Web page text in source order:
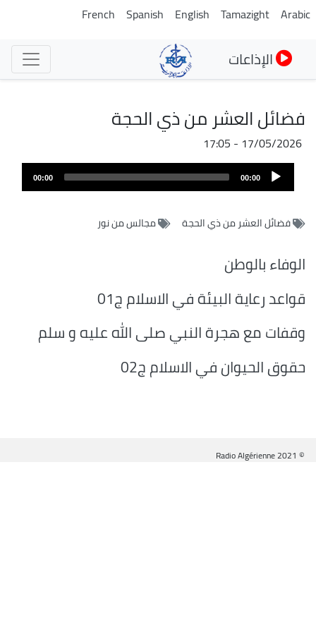
تجاوز
Arabic
Tamazight
English
Spanish
French
الإذاعات
فضائل العشر من ذي الحجة
17/05/2026 - 17:05
ملف
الصوت
Audio
Player
00:00
00:00
فضائل العشر من ذي الحجة مجالس من نور
الوفاء بالوطن
قواعد رعاية البيئة في الاسلام ج01
وقفات مع هجرة النبي صلى الله عليه و سلم
حقوق الحيوان في الاسلام ج02
© Radio Algérienne 2021